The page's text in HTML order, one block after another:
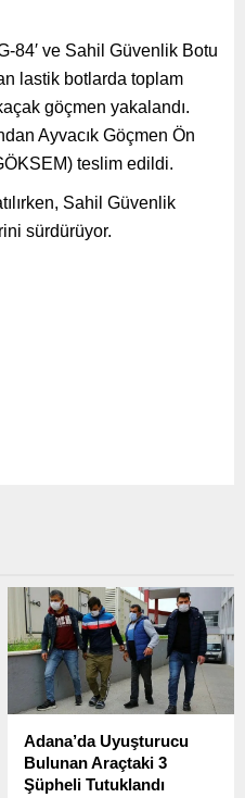
84′ ve Sahil Güvenlik Botu
lastik botlarda toplam
göçmen yakalandı.
Ayvacık Göçmen Ön
teslim edildi.
Sahil Güvenlik
sürdürüyor.
Adana’da Uyuşturucu
Bulunan Araçtaki 3
Şüpheli Tutuklandı